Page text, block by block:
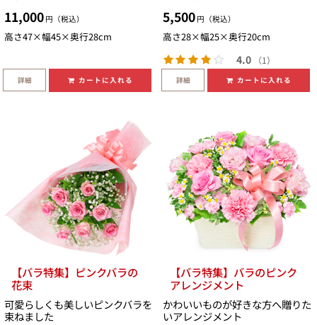
11,000 円（税込）
高さ47×幅45×奥行28cm
詳細 カートに入れる
5,500 円（税込）
高さ28×幅25×奥行20cm
4.0 （1）
詳細 カートに入れる
【バラ特集】ピンクバラの
花束
可愛らしくも美しいピンクバラを
束ねました
【バラ特集】バラのピンク
アレンジメント
かわいいものが好きな方へ贈りた
いアレンジメント